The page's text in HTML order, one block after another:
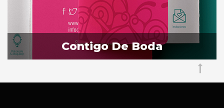
Contigo De Boda